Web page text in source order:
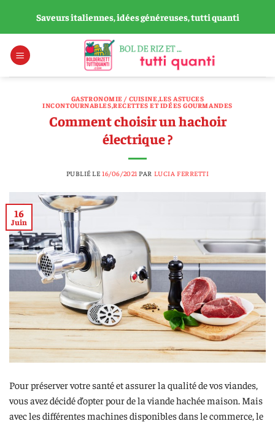
contenu
Saveurs italiennes, idées généreuses, tutti quanti
GASTRONOMIE / CUISINE,LES ASTUCES
INCONTOURNABLES,RECETTES ET IDÉES GOURMANDES
Comment choisir un hachoir
électrique ?
PUBLIÉ LE16/06/2021 PAR LUCIA FERRETTI
16
Juin
Pour préserver votre santé et assurer la qualité de vos viandes,
vous avez décidé d’opter pour de la viande hachée maison. Mais
avec les différentes machines disponibles dans le commerce, le